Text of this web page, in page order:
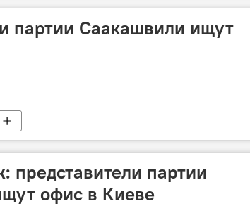
партии Саакашвили ищут
представители партии
офис в Киеве